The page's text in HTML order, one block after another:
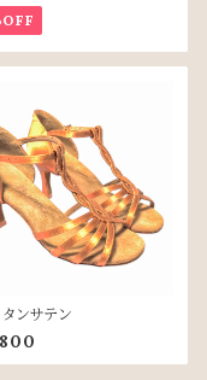
ンサテン